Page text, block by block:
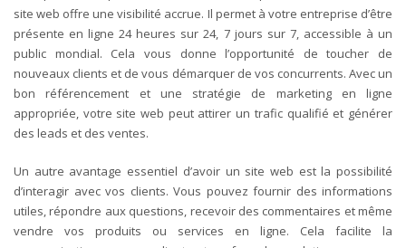
site web offre une visibilité accrue. Il permet à votre entreprise d’être
présente en ligne 24 heures sur 24, 7 jours sur 7, accessible à un
public mondial. Cela vous donne l’opportunité de toucher de
nouveaux clients et de vous démarquer de vos concurrents. Avec un
bon référencement et une stratégie de marketing en ligne
appropriée, votre site web peut attirer un trafic qualifié et générer
des leads et des ventes.
Un autre avantage essentiel d’avoir un site web est la possibilité
d’interagir avec vos clients. Vous pouvez fournir des informations
utiles, répondre aux questions, recevoir des commentaires et même
vendre vos produits ou services en ligne. Cela facilite la